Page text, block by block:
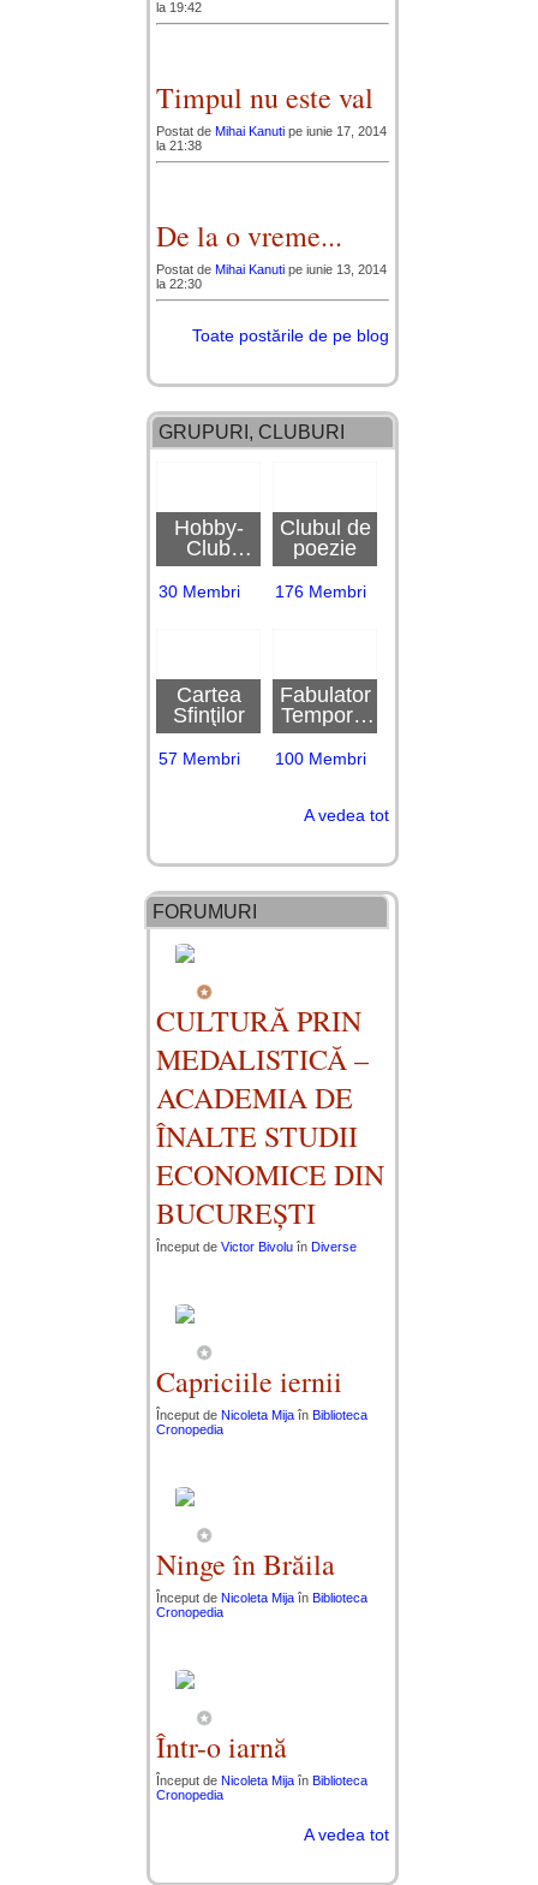
la 19:42
Timpul nu este val
Postat de Mihai Kanuti pe iunie 17, 2014
la 21:38
De la o vreme...
Postat de Mihai Kanuti pe iunie 13, 2014
la 22:30
Toate postările de pe blog
GRUPURI, CLUBURI
Hobby-
Club
Cronopedi
a
30 Membri
Clubul de
poezie
176 Membri
Cartea
Sfinţilor
57 Membri
Fabulator
Temporis
~ Club
100 Membri
A vedea tot
FORUMURI
CULTURĂ PRIN
MEDALISTICĂ –
ACADEMIA DE
ÎNALTE STUDII
ECONOMICE DIN
BUCUREȘTI
Început de Victor Bivolu în Diverse
Capriciile iernii
Început de Nicoleta Mija în Biblioteca
Cronopedia
Ninge în Brăila
Început de Nicoleta Mija în Biblioteca
Cronopedia
Într-o iarnă
Început de Nicoleta Mija în Biblioteca
Cronopedia
A vedea tot